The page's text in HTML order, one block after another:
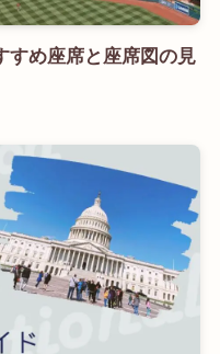
すめ座席と座席図の見